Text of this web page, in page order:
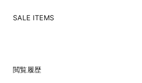
SALE ITEMS
閲覧履歴